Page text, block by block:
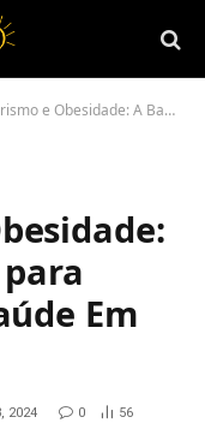
A Batalha Crucial para Reivindicar sua Saúde Em 1ºLugar!
Em
2024 0 56